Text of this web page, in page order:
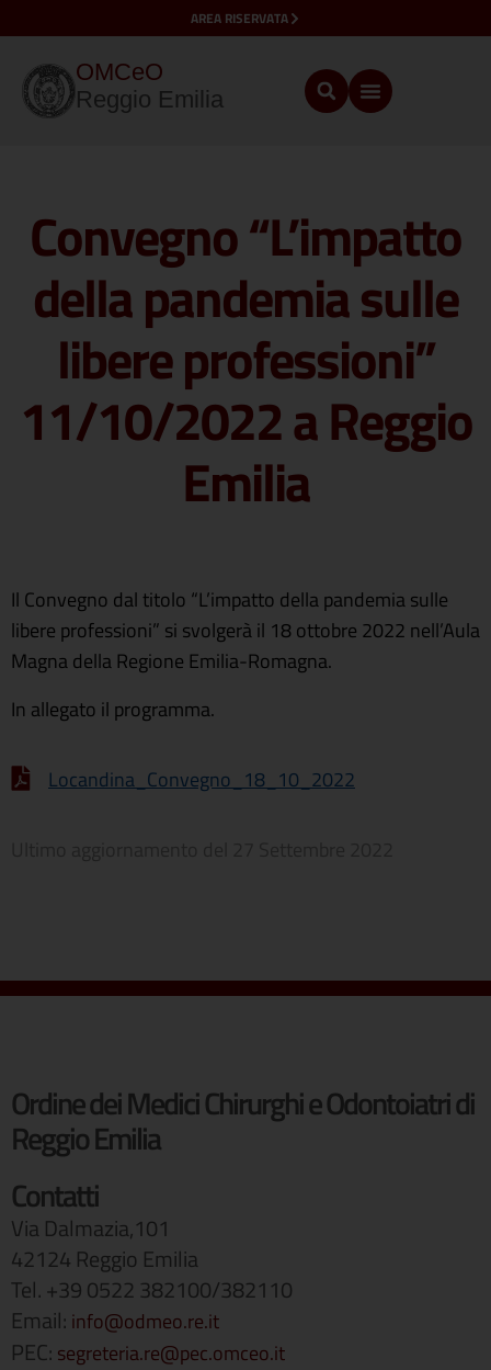
AREA RISERVATA
OMCeO
Reggio Emilia
Convegno “L’impatto
della pandemia sulle
libere professioni”
11/10/2022 a Reggio
Emilia
Il Convegno dal titolo “L’impatto della pandemia sulle
libere professioni” si svolgerà il 18 ottobre 2022 nell’Aula
Magna della Regione Emilia-Romagna.
In allegato il programma.
Locandina_Convegno_18_10_2022
Ordine dei Medici Chirurghi e Odontoiatri di
Reggio Emilia
Contatti
Via Dalmazia,101
42124 Reggio Emilia
Tel. +39 0522 382100/382110
Email: info@odmeo.re.it
PEC: segreteria.re@pec.omceo.it